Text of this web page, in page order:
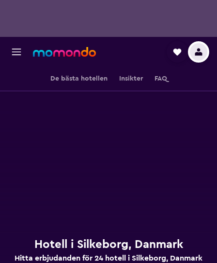
De bästa hotellen Insikter FAQ
Hotell i Silkeborg, Danmark
Hitta erbjudanden för 24 hotell i Silkeborg, Danmark